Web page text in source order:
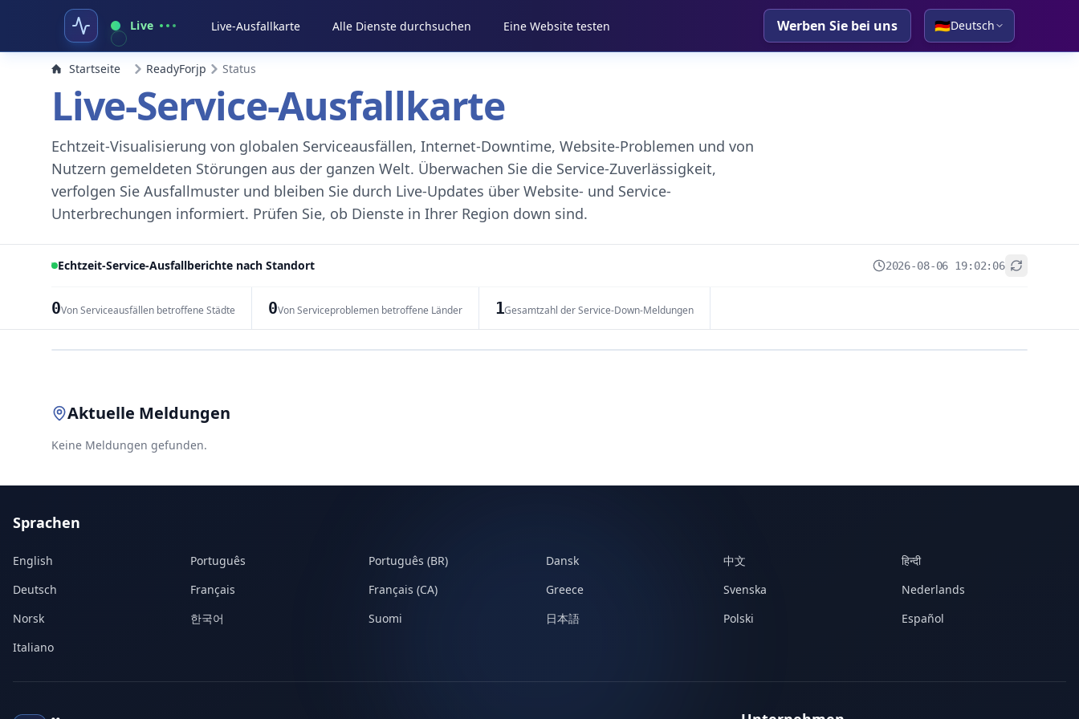
Live Live-Ausfallkarte Alle Dienste durchsuchen Eine Website testen Werben Sie bei uns 🇩🇪Deutsch
Startseite ReadyForjp Status
Live-Service-Ausfallkarte
Echtzeit-Visualisierung von globalen Serviceausfällen, Internet-Downtime, Website-Problemen und von
Nutzern gemeldeten Störungen aus der ganzen Welt. Überwachen Sie die Service-Zuverlässigkeit,
verfolgen Sie Ausfallmuster und bleiben Sie durch Live-Updates über Website- und Service-
Unterbrechungen informiert. Prüfen Sie, ob Dienste in Ihrer Region down sind.
Echtzeit-Service-Ausfallberichte nach Standort 2026-08-06 19:02:06
0Von Serviceausfällen betroffene Städte 0Von Serviceproblemen betroffene Länder 1Gesamtzahl der Service-Down-Meldungen
Aktuelle Meldungen
Keine Meldungen gefunden.
Sprachen
English Português Português (BR) Dansk 中文
हिन्दी
Deutsch
Français Français (CA) Greece Svenska
Nederlands
Norsk
한국어 Suomi 日本語 Polski
Español
Italiano